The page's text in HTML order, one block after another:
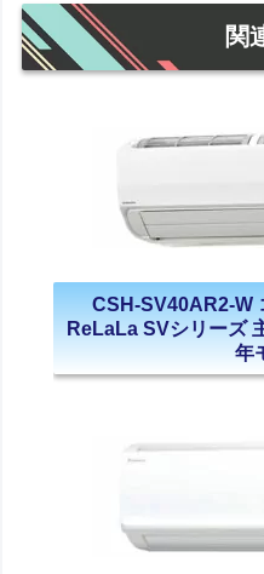
関
CSH-SV40AR2-W
ReLaLa SVシリーズ
年